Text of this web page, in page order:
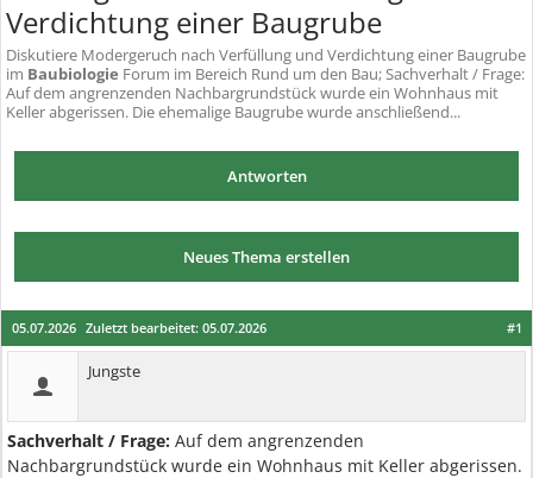
Verdichtung einer Baugrube
Diskutiere Modergeruch nach Verfüllung und Verdichtung einer Baugrube
im Baubiologie Forum im Bereich Rund um den Bau; Sachverhalt / Frage:
Auf dem angrenzenden Nachbargrundstück wurde ein Wohnhaus mit
Keller abgerissen. Die ehemalige Baugrube wurde anschließend...
Antworten
Neues Thema erstellen
#1
05.07.2026 Zuletzt bearbeitet: 05.07.2026
Jungste
Sachverhalt / Frage: Auf dem angrenzenden
Nachbargrundstück wurde ein Wohnhaus mit Keller abgerissen.